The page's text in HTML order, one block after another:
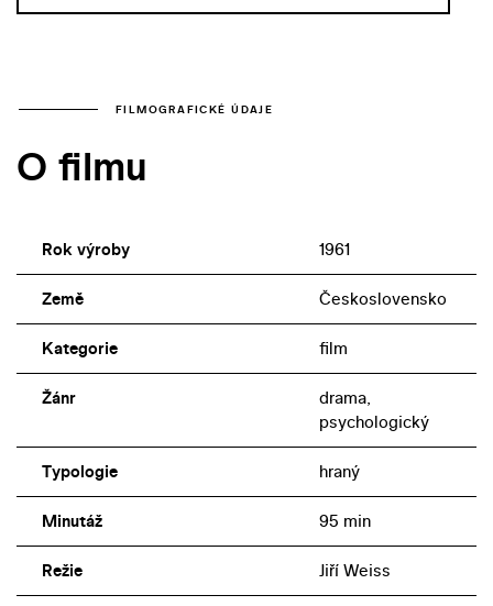
FILMOGRAFICKÉ ÚDAJE
O filmu
Rok výroby 1961
Země Československo
Kategorie film
Žánr
drama,
psychologický
Typologie hraný
Minutáž 95 min
Režie Jiří Weiss